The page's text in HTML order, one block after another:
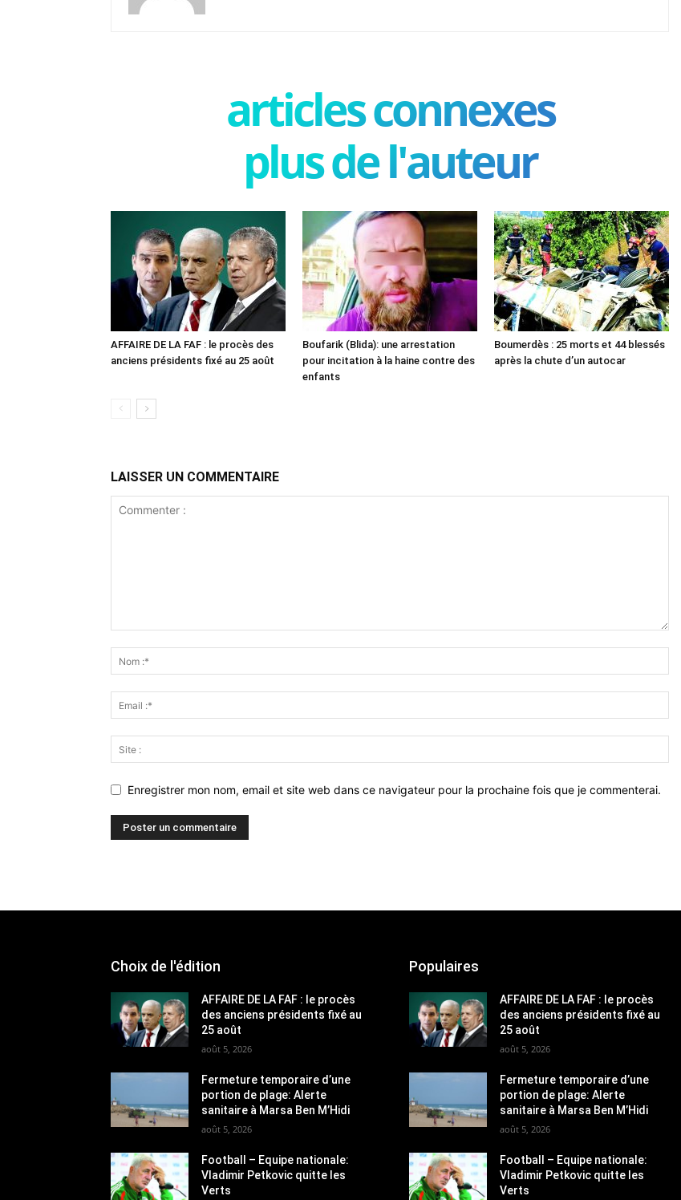
articles connexes
plus de l'auteur
AFFAIRE DE LA FAF : le procès des
anciens présidents fixé au 25 août
Boufarik (Blida): une arrestation
pour incitation à la haine contre des
enfants
Boumerdès : 25 morts et 44 blessés
après la chute d’un autocar
LAISSER UN COMMENTAIRE
Enregistrer mon nom, email et site web dans ce navigateur pour la prochaine fois que je commenterai.
Choix de l'édition
AFFAIRE DE LA FAF : le procès
des anciens présidents fixé au
25 août
août 5, 2026
Fermeture temporaire d’une
portion de plage: Alerte
sanitaire à Marsa Ben M’Hidi
août 5, 2026
Football – Equipe nationale:
Vladimir Petkovic quitte les
Verts
Populaires
AFFAIRE DE LA FAF : le procès
des anciens présidents fixé au
25 août
août 5, 2026
Fermeture temporaire d’une
portion de plage: Alerte
sanitaire à Marsa Ben M’Hidi
août 5, 2026
Football – Equipe nationale:
Vladimir Petkovic quitte les
Verts